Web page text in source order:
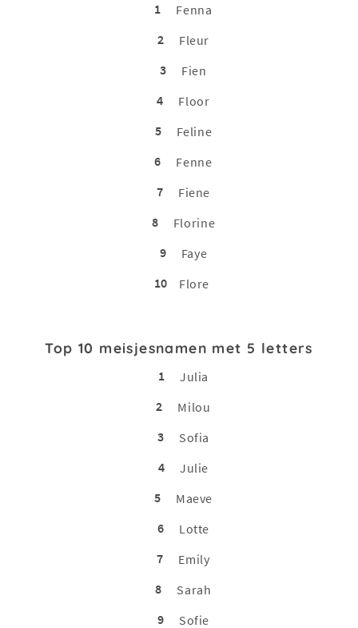
1
Fenna
2
Fleur
3
Fien
4
Floor
5
Feline
6
Fenne
7
Fiene
8
Florine
9
Faye
10
Flore
Top 10 meisjesnamen met 5 letters
1
Julia
2
Milou
3
Sofia
4
Julie
5
Maeve
6
Lotte
7
Emily
8
Sarah
9
Sofie